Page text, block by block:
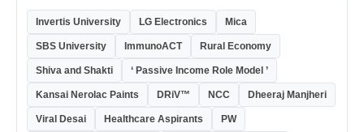
Invertis University LG Electronics Mica
SBS University ImmunoACT Rural Economy
Shiva and Shakti ‘ Passive Income Role Model ’
Kansai Nerolac Paints DRiV™ NCC Dheeraj Manjheri
Viral Desai Healthcare Aspirants PW